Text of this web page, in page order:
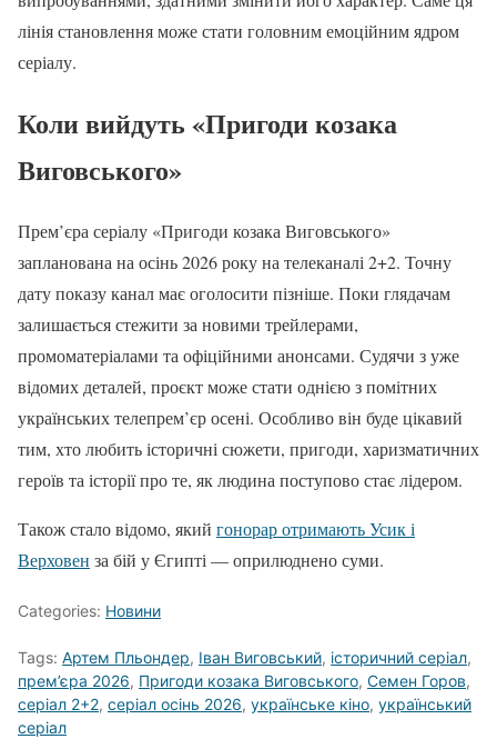
лінія становлення може стати головним емоційним ядром
серіалу.
Коли вийдуть «Пригоди козака
Виговського»
Прем’єра серіалу «Пригоди козака Виговського»
запланована на осінь 2026 року на телеканалі 2+2. Точну
дату показу канал має оголосити пізніше. Поки глядачам
залишається стежити за новими трейлерами,
промоматеріалами та офіційними анонсами. Судячи з уже
відомих деталей, проєкт може стати однією з помітних
українських телепрем’єр осені. Особливо він буде цікавий
тим, хто любить історичні сюжети, пригоди, харизматичних
героїв та історії про те, як людина поступово стає лідером.
Також стало відомо, який гонорар отримають Усик і
Верховен за бій у Єгипті — оприлюднено суми.
Categories: Новини
Tags: Артем Пльондер, Іван Виговський, історичний серіал,
прем’єра 2026, Пригоди козака Виговського, Семен Горов,
серіал 2+2, серіал осінь 2026, українське кіно, український
серіал